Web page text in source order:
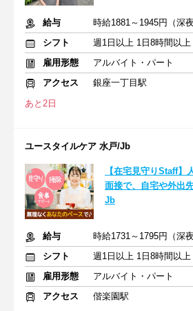
給与
シフト
雇用形態
アルバイト・パート
アクセス
銀座一丁目駅
あと2日
ユースタイルケア 水戸/Jb
【在宅見守りStaff
面接で、自宅や外出
Jb
給与
シフト
雇用形態
アルバイト・パート
アクセス
偕楽園駅